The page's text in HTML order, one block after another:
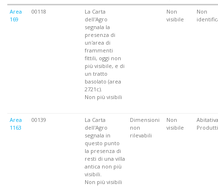
Area
169
00118
La Carta
dell'Agro
segnala la
presenza di
un'area di
frammenti
fittili, oggi non
più visibile, e di
un tratto
basolato (area
2721c).
Non più visibili
Non
visibile
Non
Area
1163
00139
La Carta
dell'Agro
segnala in
questo punto
la presenza di
resti di una villa
antica non più
visibili.
Non più visibili
Dimensioni
non
rilevabili
Non
visibile